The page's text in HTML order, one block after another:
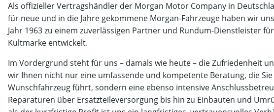
Als offizieller Vertragshändler der Morgan Motor Company in
für neue und in die Jahre gekommene Morgan-Fahrzeuge haben wir
Jahr 1963 zu einem zuverlässigen Partner und Rundum-Dienstleister
Kultmarke entwickelt.
Im Vordergrund steht für uns – damals wie heute – die Zufriedenheit
wir Ihnen nicht nur eine umfassende und kompetente Beratung, die
Wunschfahrzeug führt, sondern eine ebenso intensive
Reparaturen über Ersatzteileversorgung bis hin zu Einbauten und